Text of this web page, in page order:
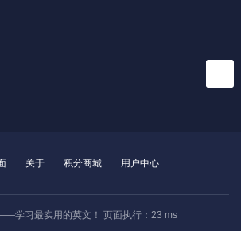
关于 积分商城 用户中心
学习最实用的英文！ 页面执行：23 ms